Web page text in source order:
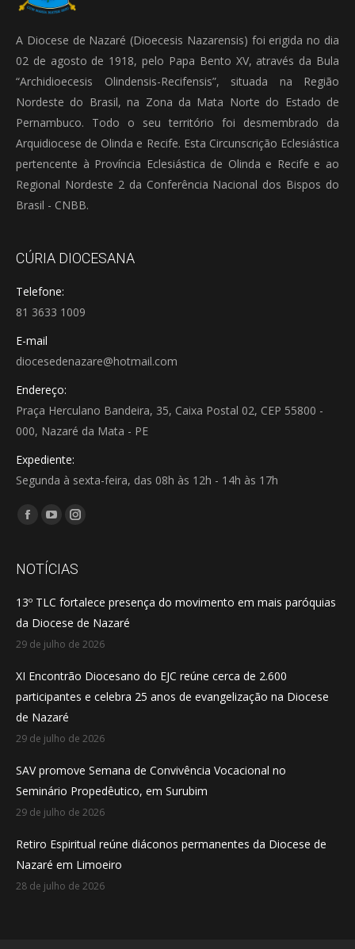
A Diocese de Nazaré (Dioecesis Nazarensis) foi erigida no dia
02 de agosto de 1918, pelo Papa Bento XV, através da Bula
“Archidioecesis Olindensis-Recifensis”, situada na Região
Nordeste do Brasil, na Zona da Mata Norte do Estado de
Pernambuco. Todo o seu território foi desmembrado da
Arquidiocese de Olinda e Recife. Esta Circunscrição Eclesiástica
pertencente à Província Eclesiástica de Olinda e Recife e ao
Regional Nordeste 2 da Conferência Nacional dos Bispos do
Brasil - CNBB.
CÚRIA DIOCESANA
Telefone:
81 3633 1009
E-mail
diocesedenazare@hotmail.com
Endereço:
Praça Herculano Bandeira, 35, Caixa Postal 02, CEP 55800 -
000, Nazaré da Mata - PE
Expediente:
Segunda à sexta-feira, das 08h às 12h - 14h às 17h
Encontre-nos em:
Facebook
opens
new
window
YouTube
opens
new
window
Instagram
opens
new
window
NOTÍCIAS
13º TLC fortalece presença do movimento em mais paróquias
da Diocese de Nazaré
29 de julho de 2026
XI Encontrão Diocesano do EJC reúne cerca de 2.600
participantes e celebra 25 anos de evangelização na Diocese
de Nazaré
29 de julho de 2026
SAV promove Semana de Convivência Vocacional no
Seminário Propedêutico, em Surubim
29 de julho de 2026
Retiro Espiritual reúne diáconos permanentes da Diocese de
Nazaré em Limoeiro
28 de julho de 2026